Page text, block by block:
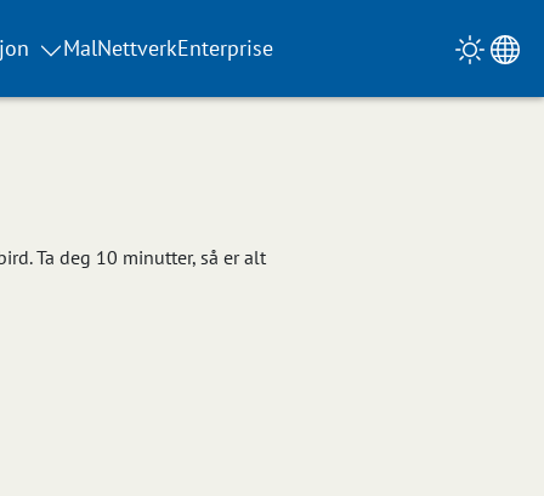
MalNettverkEnterprise
Ta deg 10 minutter, så er alt